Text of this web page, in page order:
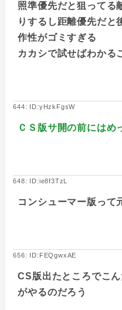
照準優先だと狙ってる
りするし距離優先だと
作性がゴミすぎる
カカシで試せばわかる
644: ID:yHzkFgsW
ＣＳ版サ開の前にはめ
648: ID:ie8f3TzL
コンシューマー版って
656: ID:FEQgwxAE
CS版出たところでこ
がやるのだろう